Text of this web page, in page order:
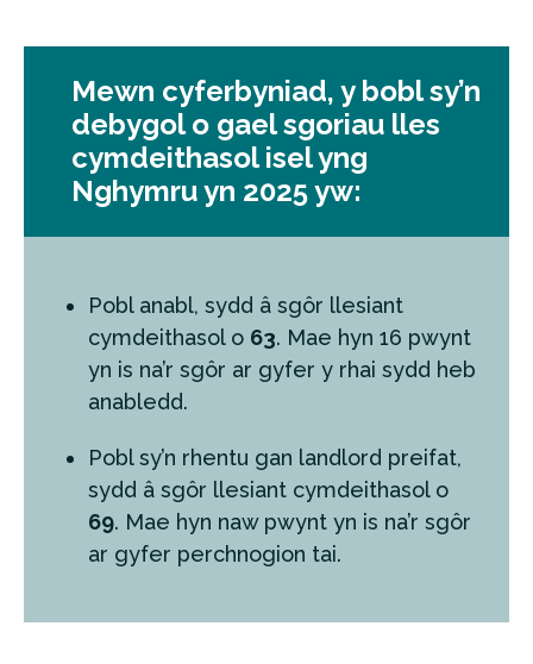
Mewn cyferbyniad, y bobl sy’n
debygol o gael sgoriau lles
cymdeithasol isel yng
Nghymru yn 2025 yw:
Pobl anabl, sydd â sgôr llesiant
cymdeithasol o 63. Mae hyn 16 pwynt
yn is na’r sgôr ar gyfer y rhai sydd heb
anabledd.
Pobl sy’n rhentu gan landlord preifat,
sydd â sgôr llesiant cymdeithasol o
69. Mae hyn naw pwynt yn is na’r sgôr
ar gyfer perchnogion tai.